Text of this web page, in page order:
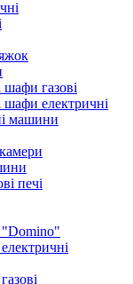
шафи газові
шафи електричні
машини
печі
"Domino"